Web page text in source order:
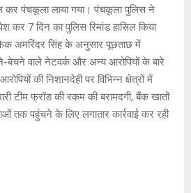
कर पंचकूला लाया गया। पंचकूला पुलिस ने
कर 7 दिन का पुलिस रिमांड हासिल किया
अमरिंदर सिंह के अनुसार पूछताछ में
बेचने वाले नेटवर्क और अन्य आरोपियों के बारे
की निशानदेही पर विभिन्न क्षेत्रों में
टीम फ्रॉड की रकम की बरामदगी, बैंक खातों
तक पहुंचने के लिए लगातार कार्रवाई कर रही